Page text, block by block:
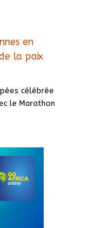
en
la paix
célébrée
le Marathon